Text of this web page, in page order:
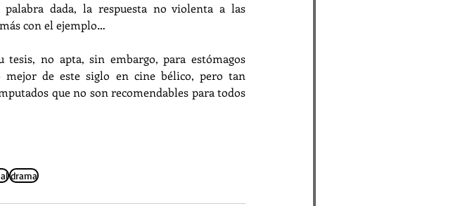
dada, la respuesta no violenta a las
con el ejemplo…
no apta, sin embargo, para estómagos
mejor de este siglo en cine bélico, pero tan
que no son recomendables para todos
drama